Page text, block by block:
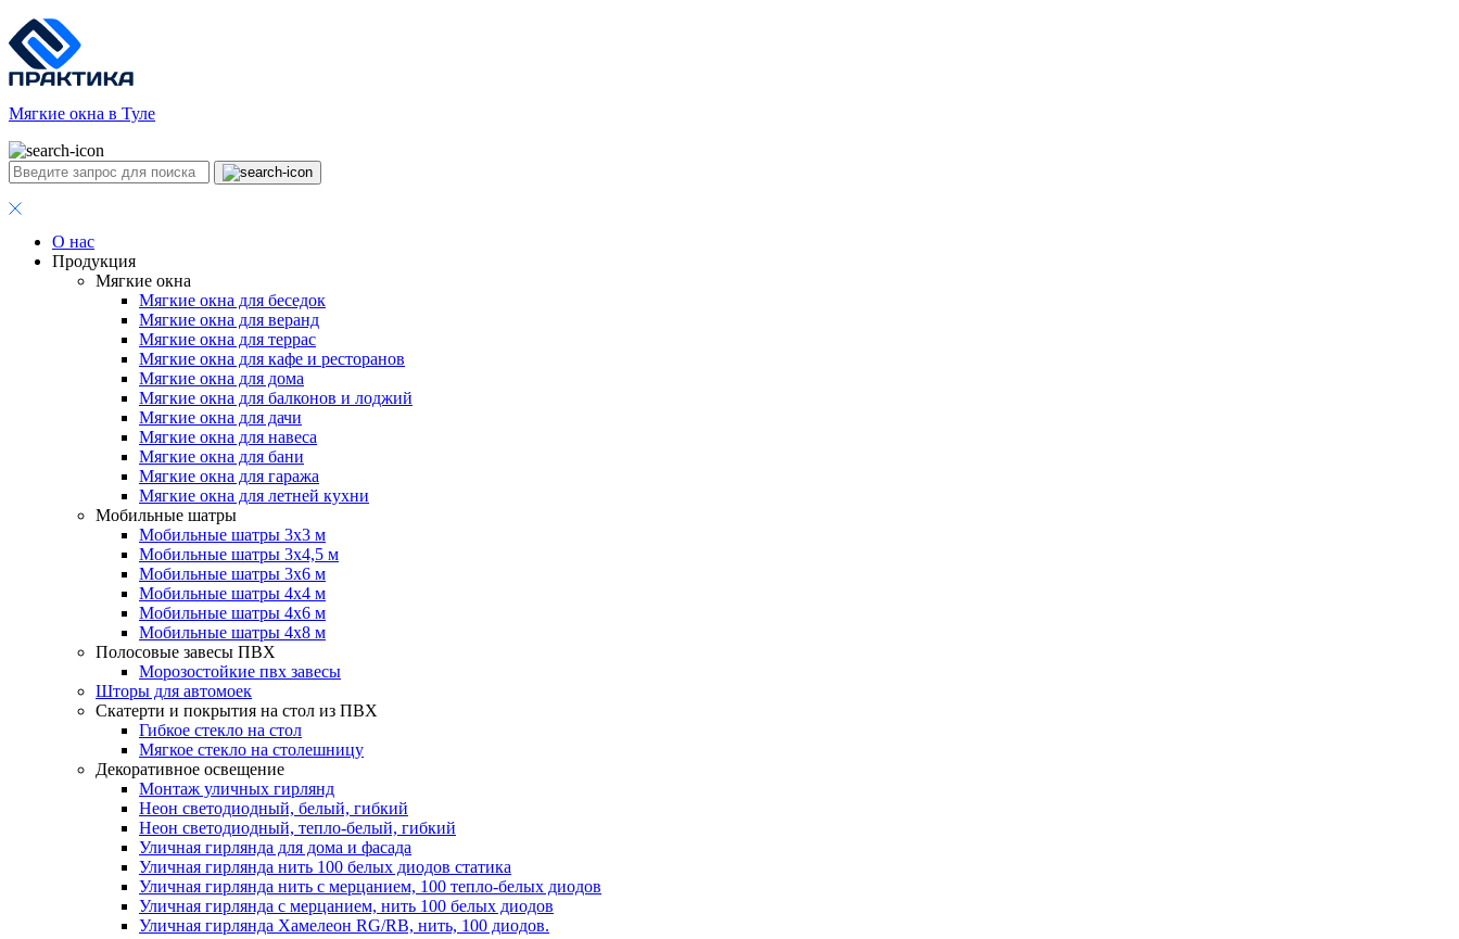
Мягкие окна в Туле
О нас
Продукция
Мягкие окна
Мягкие окна для беседок
Мягкие окна для веранд
Мягкие окна для террас
Мягкие окна для кафе и ресторанов
Мягкие окна для дома
Мягкие окна для балконов и лоджий
Мягкие окна для дачи
Мягкие окна для навеса
Мягкие окна для бани
Мягкие окна для гаража
Мягкие окна для летней кухни
Мобильные шатры
Мобильные шатры 3х3 м
Мобильные шатры 3х4,5 м
Мобильные шатры 3х6 м
Мобильные шатры 4х4 м
Мобильные шатры 4х6 м
Мобильные шатры 4х8 м
Полосовые завесы ПВХ
Морозостойкие пвх завесы
Шторы для автомоек
Скатерти и покрытия на стол из ПВХ
Гибкое стекло на стол
Мягкое стекло на столешницу
Декоративное освещение
Монтаж уличных гирлянд
Неон светодиодный, белый, гибкий
Неон светодиодный, тепло-белый, гибкий
Уличная гирлянда для дома и фасада
Уличная гирлянда нить 100 белых диодов статика
Уличная гирлянда нить с мерцанием, 100 тепло-белых диодов
Уличная гирлянда с мерцанием, нить 100 белых диодов
Уличная гирлянда Хамелеон RG/RB, нить, 100 диодов.